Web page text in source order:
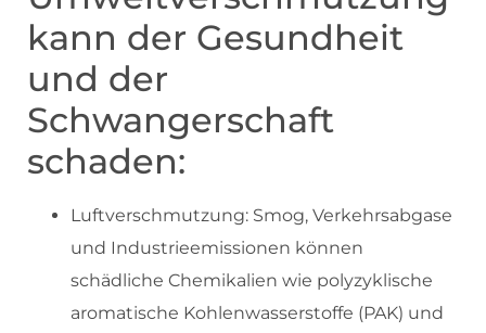
kann der Gesundheit
und der
Schwangerschaft
schaden:
Luftverschmutzung: Smog, Verkehrsabgase
und Industrieemissionen können
schädliche Chemikalien wie polyzyklische
aromatische Kohlenwasserstoffe (PAK) und